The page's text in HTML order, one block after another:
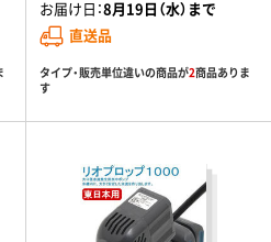
お届け日：8月19日（水）まで
直送品
タイプ・販売単位違いの商品が2商品ありま
す